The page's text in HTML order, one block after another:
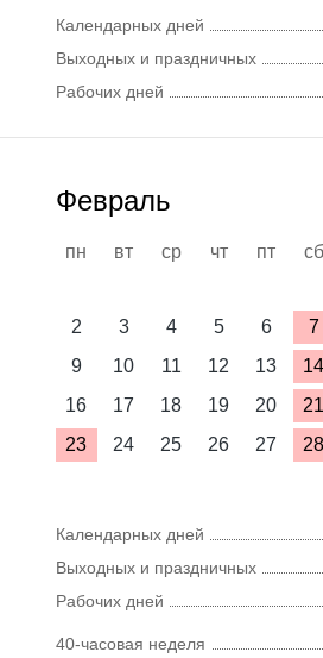
Календарных дней
Выходных и праздничных
Рабочих дней
Февраль
пн вт ср чт пт сб
2
3 4 5 6 7
9
10 11 12 13 14
16
17 18 19 20 21
23
24 25 26 27 28
Календарных дней
Выходных и праздничных
Рабочих дней
40-часовая неделя